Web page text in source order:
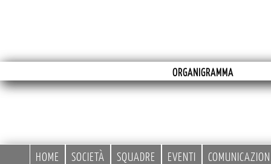
ORGANIGRAMMA
HOME SOCIETÀ SQUADRE EVENTI